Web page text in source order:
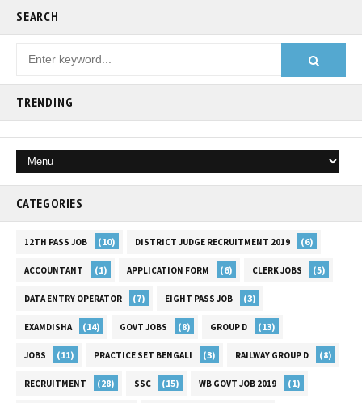
️ভারতের জাতীয় সড়কপথ এর সম্পূর্ণ তালিকা (Free PDF) - List of National
Highways in India - @Examdisha.in
SEARCH
TRENDING
CATEGORIES
12TH PASS JOB (10) DISTRICT JUDGE RECRUITMENT 2019 (6)
ACCOUNTANT (1) APPLICATION FORM (6) CLERK JOBS (5)
DATA ENTRY OPERATOR (7) EIGHT PASS JOB (3)
EXAMDISHA (14) GOVT JOBS (8) GROUP D (13)
JOBS (11) PRACTICE SET BENGALI (3) RAILWAY GROUP D (8)
RECRUITMENT (28) SSC (15) WB GOVT JOB 2019 (1)